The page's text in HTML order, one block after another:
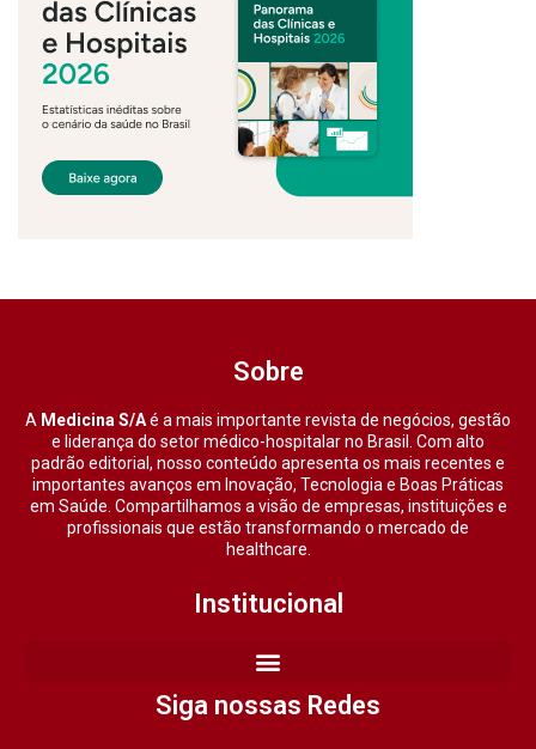
Sobre
A Medicina S/Aé a mais importante revista de negócios, gestão
e liderança do setor médico-hospitalar no Brasil. Com alto
padrão editorial, nosso conteúdo apresenta os mais recentes e
importantes avanços em Inovação, Tecnologia e Boas Práticas
em Saúde. Compartilhamos a visão de empresas, instituições e
profissionais que estão transformando o mercado de
healthcare.
Institucional
Siga nossas Redes